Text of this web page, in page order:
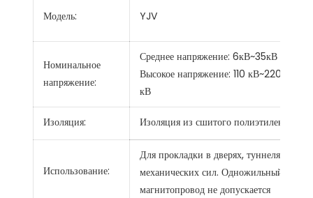
Модель: YJV
Номинальное
напряжение:
Среднее напряжение: 6кВ~35кВ
Высокое напряжение: 110 кВ~220
кВ
Изоляция: Изоляция из сшитого полиэтилена
Использование:
Для прокладки в дверях, туннелях и
механических сил. Одножильный
магнитопровод не допускается